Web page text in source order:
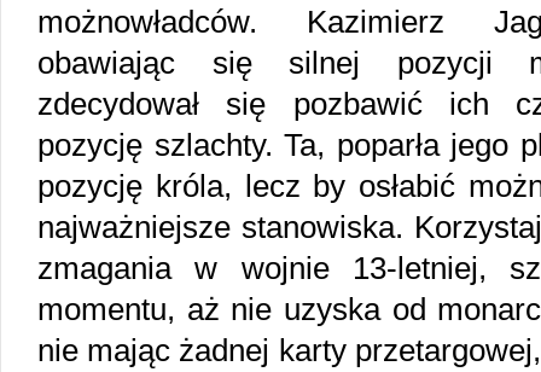
możnowładców. Kazimierz
obawiając się silnej pozycji
zdecydował się pozbawić ich
pozycję szlachty. Ta, poparła jego
pozycję króla, lecz by osłabić
najważniejsze stanowiska.
zmagania w wojnie 13-letniej,
momentu, aż nie uzyska od
nie mając żadnej karty